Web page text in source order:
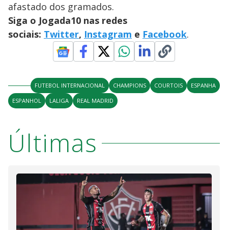
afastado dos gramados.
Siga o Jogada10 nas redes
sociais: Twitter, Instagram e Facebook.
FUTEBOL INTERNACIONAL CHAMPIONS COURTOIS
ESPANHA
ESPANHOL
LALIGA REAL MADRID
Últimas